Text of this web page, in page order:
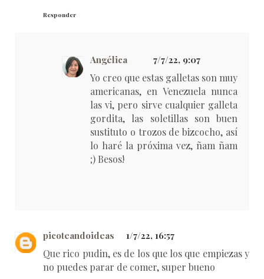
Responder
Angélica 7/7/22, 9:07
Yo creo que estas galletas son muy
americanas, en Venezuela nunca
las vi, pero sirve cualquier galleta
gordita, las soletillas son buen
sustituto o trozos de bizcocho, así
lo haré la próxima vez, ñam ñam
;) Besos!
picoteandoideas 1/7/22, 16:57
Que rico pudin, es de los que los que empiezas y
no puedes parar de comer, super bueno